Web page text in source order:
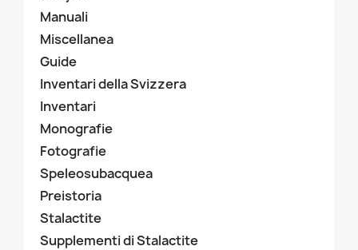
Manuali
Miscellanea
Guide
Inventari della Svizzera
Inventari
Monografie
Fotografie
Speleosubacquea
Preistoria
Stalactite
Supplementi di Stalactite